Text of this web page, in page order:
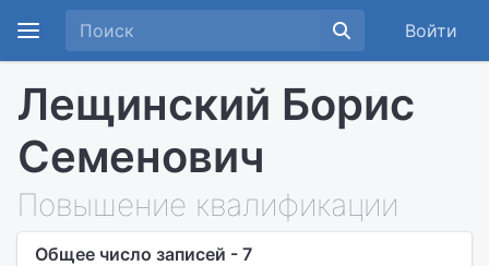
Войти
Лещинский Борис
Семенович
Повышение квалификации
Общее число записей - 7